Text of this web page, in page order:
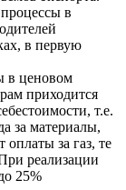
в
в первую
в ценовом
приходится
т.е.
за материалы,
оплаты за газ, те
реализации
25%